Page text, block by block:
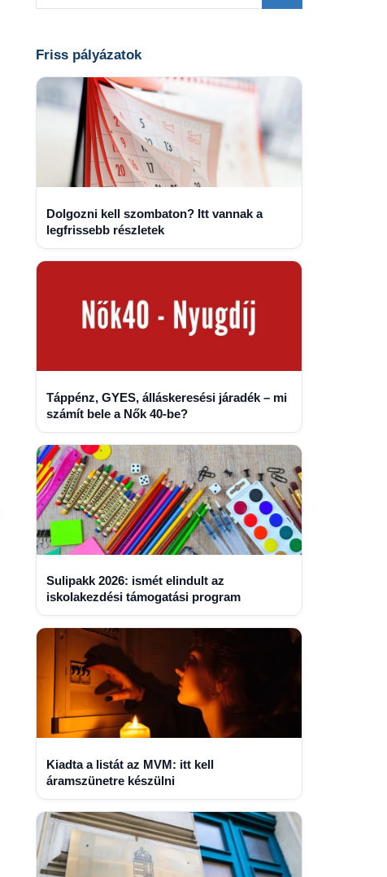
Friss pályázatok
Dolgozni kell szombaton? Itt vannak a
legfrissebb részletek
Táppénz, GYES, álláskeresési járadék – mi
számít bele a Nők 40-be?
Sulipakk 2026: ismét elindult az
iskolakezdési támogatási program
Kiadta a listát az MVM: itt kell
áramszünetre készülni